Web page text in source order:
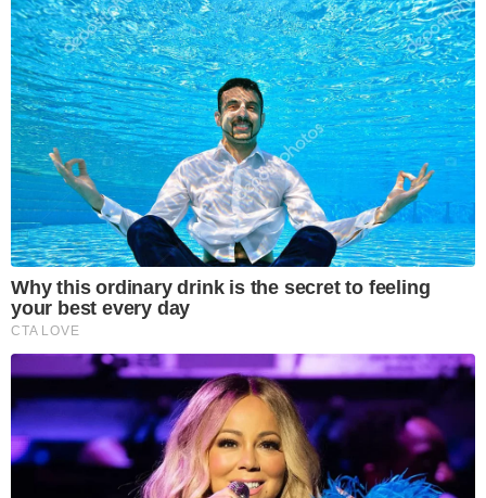
Why this ordinary drink is the secret to feeling
your best every day
CTA LOVE